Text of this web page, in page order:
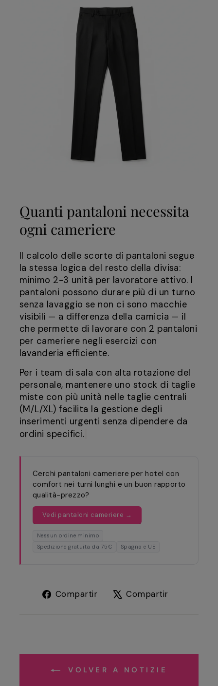
Quanti pantaloni necessita
ogni cameriere
Il calcolo delle scorte di pantaloni segue
la stessa logica del resto della divisa:
minimo 2-3 unità per lavoratore attivo. I
pantaloni possono durare più di un turno
senza lavaggio se non ci sono macchie
visibili — a differenza della camicia — il
che permette di lavorare con 2 pantaloni
per cameriere negli esercizi con
lavanderia efficiente.
Per i team di sala con alta rotazione del
personale, mantenere uno stock di taglie
miste con più unità nelle taglie centrali
(M/L/XL) facilita la gestione degli
inserimenti urgenti senza dipendere da
ordini specifici.
Cerchi pantaloni cameriere per hotel con
comfort nei turni lunghi e un buon rapporto
qualità-prezzo?
Vedi pantaloni cameriere →
Nessun ordine minimo
Spedizione gratuita da 75€
Spagna e UE
Compartir
Compartir
Compartir
VOLVER A NOTIZIE